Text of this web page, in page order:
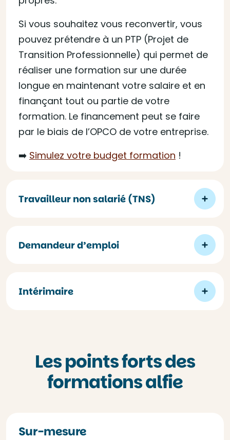
Si vous souhaitez vous reconvertir, vous
pouvez prétendre à un PTP (Projet de
Transition Professionnelle) qui permet de
réaliser une formation sur une durée
longue en maintenant votre salaire et en
finançant tout ou partie de votre
formation. Le financement peut se faire
par le biais de l’OPCO de votre entreprise.
➡️ Simulez votre budget formation !
Travailleur non salarié (TNS)
Demandeur d’emploi
Intérimaire
Les points forts des
formations alfie
Sur-mesure